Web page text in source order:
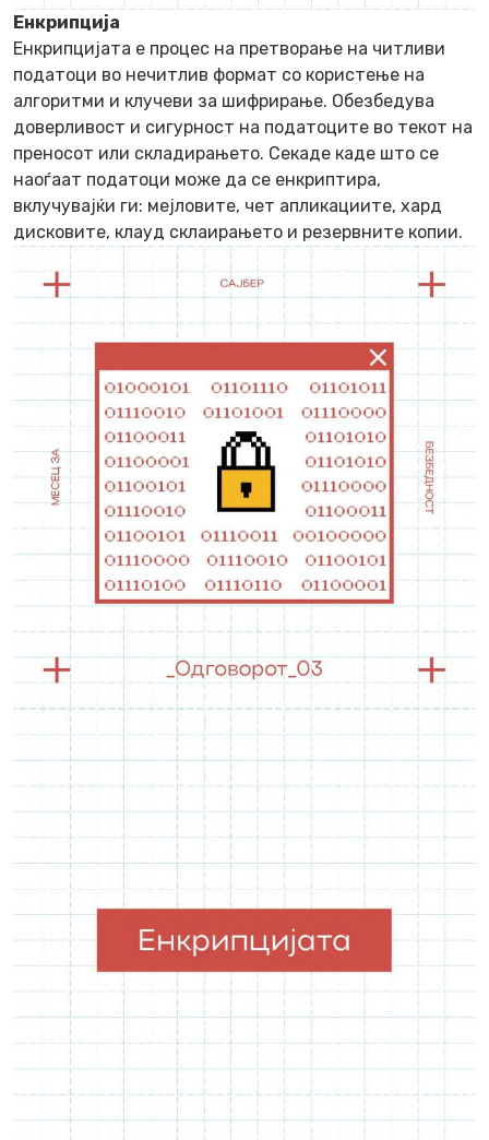
Енкрипција
Енкрипцијата е процес на претворање на читливи
податоци во нечитлив формат со користење на
алгоритми и клучеви за шифрирање. Обезбедува
доверливост и сигурност на податоците во текот на
преносот или складирањето. Секаде каде што се
наоѓаат податоци може да се енкриптира,
вклучувајќи ги: мејловите, чет апликациите, хард
дисковите, клауд склаирањето и резервните копии.